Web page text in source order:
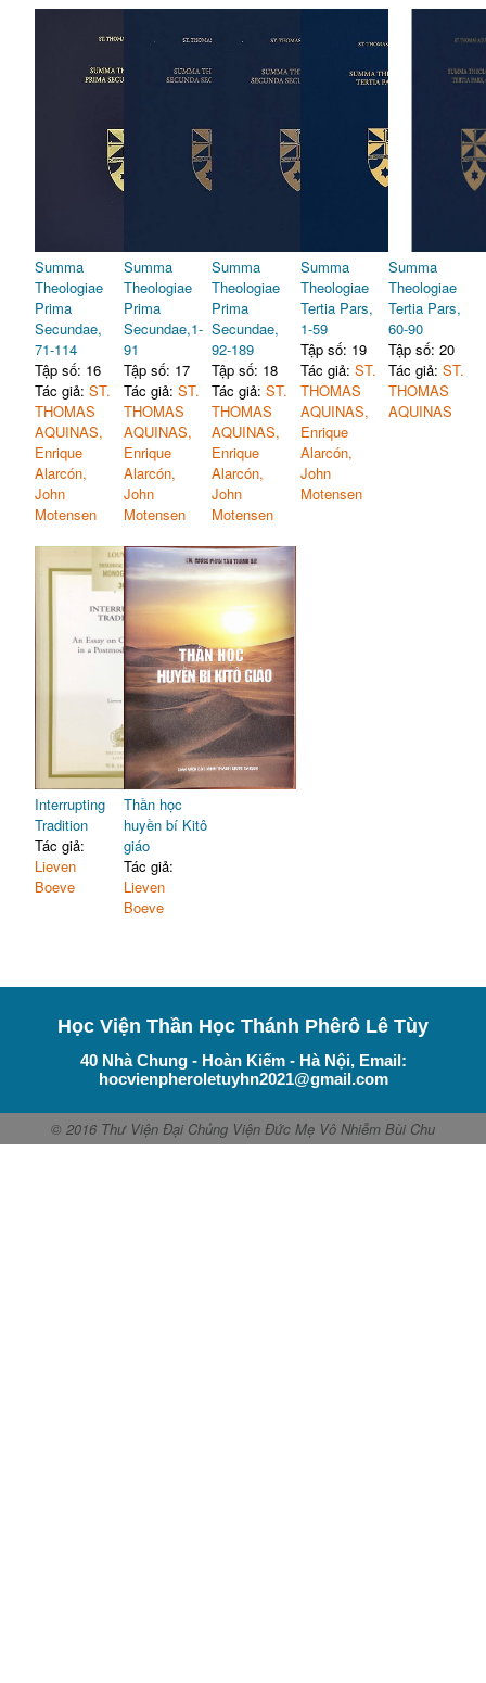
Summa
Theologiae
Prima
Secundae,
71-114
Tập số: 16
Tác giả:ST.
THOMAS
AQUINAS,
Enrique
Alarcón,
John
Motensen
Summa
Theologiae
Prima
Secundae,1-
91
Tập số: 17
Tác giả: ST.
THOMAS
AQUINAS,
Enrique
Alarcón,
John
Motensen
Summa
Theologiae
Prima
Secundae,
92-189
Tập số: 18
Tác giả:ST.
THOMAS
AQUINAS,
Enrique
Alarcón,
John
Motensen
Summa
Theologiae
Tertia Pars,
1-59
Tập số: 19
Tác giả: ST.
THOMAS
AQUINAS,
Enrique
Alarcón,
John
Motensen
Summa
Theologiae
Tertia Pars,
60-90
Tập số: 20
Tác giả:ST.
THOMAS
AQUINAS
Interrupting
Tradition
Tác giả:
Lieven
Boeve
Thần học
huyền bí Kitô
giáo
Tác giả:
Lieven
Boeve
Học Viện Thần Học Thánh Phêrô Lê Tùy
40 Nhà Chung - Hoàn Kiếm - Hà Nội, Email:
hocvienpheroletuyhn2021@gmail.com
© 2016 Thư Viện Đại Chủng Viện Đức Mẹ Vô Nhiễm Bùi Chu